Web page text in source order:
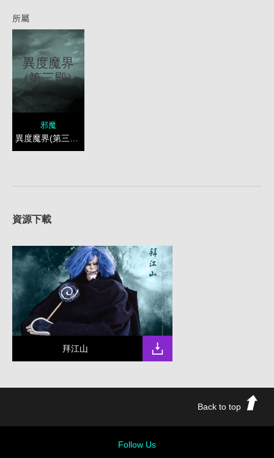
所屬
異度魔界
(第三殿)
邪魔
異度魔界(第三殿)
資源下載
拜江山
Back to top
Follow Us